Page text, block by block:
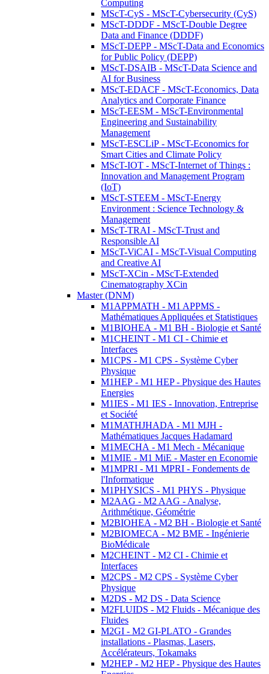
Computing
MScT-CyS - MScT-Cybersecurity (CyS)
MScT-DDDF - MScT-Double Degree
Data and Finance (DDDF)
MScT-DEPP - MScT-Data and Economics
for Public Policy (DEPP)
MScT-DSAIB - MScT-Data Science and
AI for Business
MScT-EDACF - MScT-Economics, Data
Analytics and Corporate Finance
MScT-EESM - MScT-Environmental
Engineering and Sustainability
Management
MScT-ESCLiP - MScT-Economics for
Smart Cities and Climate Policy
MScT-IOT - MScT-Internet of Things :
Innovation and Management Program
(IoT)
MScT-STEEM - MScT-Energy
Environment : Science Technology &
Management
MScT-TRAI - MScT-Trust and
Responsible AI
MScT-ViCAI - MScT-Visual Computing
and Creative AI
MScT-XCin - MScT-Extended
Cinematography XCin
Master (DNM)
M1APPMATH - M1 APPMS -
Mathématiques Appliquées et Statistiques
M1BIOHEA - M1 BH - Biologie et Santé
M1CHEINT - M1 CI - Chimie et
Interfaces
M1CPS - M1 CPS - Système Cyber
Physique
M1HEP - M1 HEP - Physique des Hautes
Energies
M1IES - M1 IES - Innovation, Entreprise
et Société
M1MATHJHADA - M1 MJH -
Mathématiques Jacques Hadamard
M1MECHA - M1 Mech - Mécanique
M1MIE - M1 MiE - Master en Economie
M1MPRI - M1 MPRI - Fondements de
l'Informatique
M1PHYSICS - M1 PHYS - Physique
M2AAG - M2 AAG - Analyse,
Arithmétique, Géométrie
M2BIOHEA - M2 BH - Biologie et Santé
M2BIOMECA - M2 BME - Ingénierie
BioMédicale
M2CHEINT - M2 CI - Chimie et
Interfaces
M2CPS - M2 CPS - Système Cyber
Physique
M2DS - M2 DS - Data Science
M2FLUIDS - M2 Fluids - Mécanique des
Fluides
M2GI - M2 GI-PLATO - Grandes
installations - Plasmas, Lasers,
Accélérateurs, Tokamaks
M2HEP - M2 HEP - Physique des Hautes